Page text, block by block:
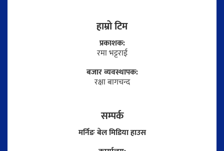
हाम्राे टिम
प्रकाशक:
रमा भट्टराई
बजार व्यवस्थापक:
रक्षा बागचन्द
सम्पर्क
मर्निङ बेल मिडिया हाउस